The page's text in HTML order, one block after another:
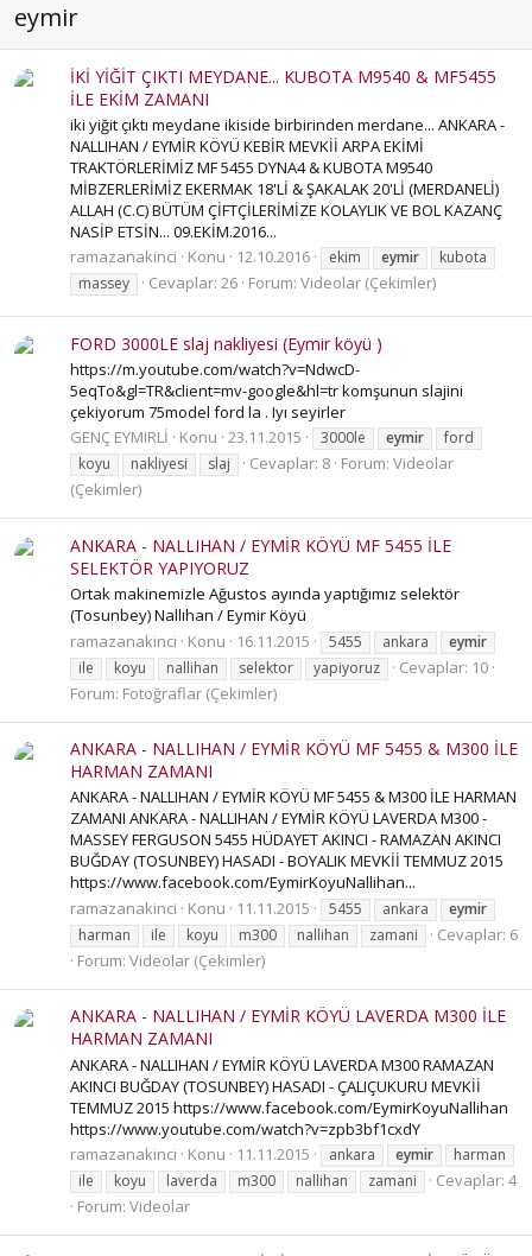
eymir
İKİ YİĞİT ÇIKTI MEYDANE... KUBOTA M9540 & MF5455
İLE EKİM ZAMANI
iki yiğit çıktı meydane ikiside birbirinden merdane... ANKARA -
NALLIHAN / EYMİR KÖYÜ KEBİR MEVKİİ ARPA EKİMİ
TRAKTÖRLERİMİZ MF 5455 DYNA4 & KUBOTA M9540
MİBZERLERİMİZ EKERMAK 18'Lİ & ŞAKALAK 20'Lİ (MERDANELİ)
ALLAH (C.C) BÜTÜM ÇİFTÇİLERİMİZE KOLAYLIK VE BOL KAZANÇ
NASİP ETSİN... 09.EKİM.2016...
ramazanakinci
Konu 12.10.2016 ekim eymir
kubota
massey
Cevaplar: 26 Forum: Videolar (Çekimler)
FORD 3000LE slaj nakliyesi (Eymir köyü )
https://m.youtube.com/watch?v=NdwcD-
5eqTo&gl=TR&client=mv-google&hl=tr komşunun slajini
çekiyorum 75model ford la . Iyı seyirler
GENÇ EYMIRLİ
Konu 23.11.2015 3000le eymir
ford
koyu
nakliyesi slaj Cevaplar: 8 Forum: Videolar
(Çekimler)
ANKARA - NALLIHAN / EYMİR KÖYÜ MF 5455 İLE
SELEKTÖR YAPIYORUZ
Ortak makinemizle Ağustos ayında yaptığımız selektör
(Tosunbey) Nallıhan / Eymir Köyü
ramazanakinci
Konu 16.11.2015 5455 ankara
eymir
ile
koyu nallihan selektor yapiyoruz
Cevaplar: 10
Forum: Fotoğraflar (Çekimler)
ANKARA - NALLIHAN / EYMİR KÖYÜ MF 5455 & M300 İLE
HARMAN ZAMANI
ANKARA - NALLIHAN / EYMİR KÖYÜ MF 5455 & M300 İLE HARMAN
ZAMANI ANKARA - NALLIHAN / EYMİR KÖYÜ LAVERDA M300 -
MASSEY FERGUSON 5455 HÜDAYET AKINCI - RAMAZAN AKINCI
BUĞDAY (TOSUNBEY) HASADI - BOYALIK MEVKİİ TEMMUZ 2015
https://www.facebook.com/EymirKoyuNallihan...
ramazanakinci
Konu 11.11.2015 5455 ankara
eymir
harman
ile koyu m300 nallihan zamani
Cevaplar: 6
Forum: Videolar (Çekimler)
ANKARA - NALLIHAN / EYMİR KÖYÜ LAVERDA M300 İLE
HARMAN ZAMANI
ANKARA - NALLIHAN / EYMİR KÖYÜ LAVERDA M300 RAMAZAN
AKINCI BUĞDAY (TOSUNBEY) HASADI - ÇALIÇUKURU MEVKİİ
TEMMUZ 2015 https://www.facebook.com/EymirKoyuNallihan
https://www.youtube.com/watch?v=zpb3bf1cxdY
ramazanakinci
Konu 11.11.2015 ankara eymir
harman
ile
koyu laverda m300 nallihan zamani
Cevaplar: 4
Forum: Videolar